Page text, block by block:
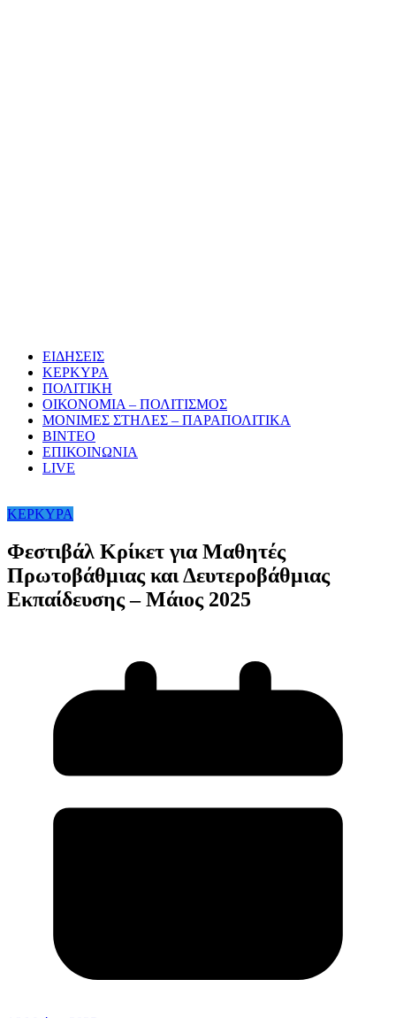
ΕΙΔΗΣΕΙΣ
ΚΕΡΚΥΡΑ
ΠΟΛΙΤΙΚΗ
ΟΙΚΟΝΟΜΙΑ – ΠΟΛΙΤΙΣΜΟΣ
ΜΟΝΙΜΕΣ ΣΤΗΛΕΣ – ΠΑΡΑΠΟΛΙΤΙΚΑ
ΒΙΝΤΕΟ
ΕΠΙΚΟΙΝΩΝΙΑ
LIVE
ΚΕΡΚΥΡΑ
Φεστιβάλ Κρίκετ για Μαθητές
Πρωτοβάθμιας και Δευτεροβάθμιας
Εκπαίδευσης – Μάιος 2025